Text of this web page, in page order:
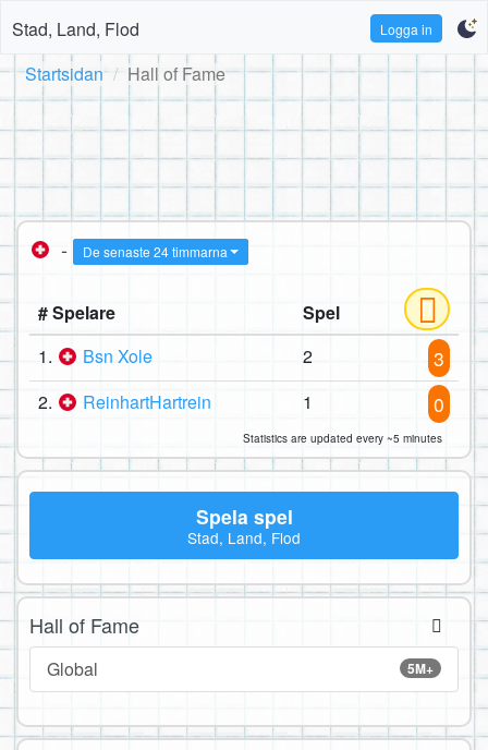
Stad, Land, Flod Logga in
Startsidan Hall of Fame
- De senaste 24 timmarna
# Spelare
Spel
1.
Bsn Xole 2 3
2. ReinhartHartrein 1 0
Statistics are updated every ~5 minutes
Spela spel
Stad, Land, Flod
Hall of Fame
5M+
Global